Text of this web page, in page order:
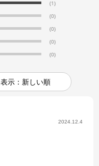
(1)
(0)
(0)
(0)
(0)
表示：新しい順
2024.12.4